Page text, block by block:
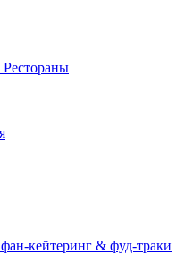
кейтеринг & фуд-траки